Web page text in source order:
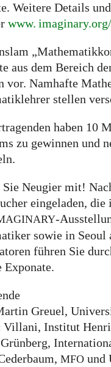
Weitere Details
www. imaginary.
aus dem Bereich
vor. Namhafte
stellen
haben 10
zu gewinnen und
Neugier mit!
eingeladen,
-
sowie in Seoul
führen Sie
Exponate.
Greuel,
Villani, Institut
MFO und